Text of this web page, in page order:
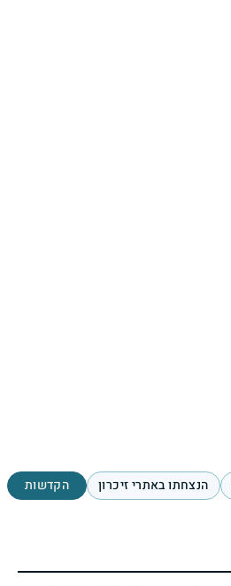
הנצחתו באתרי זיכרון הקדשות